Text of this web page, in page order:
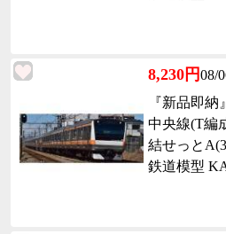
8,230円08/
『新品即
中央線(T編
結せっと
鉄道模型